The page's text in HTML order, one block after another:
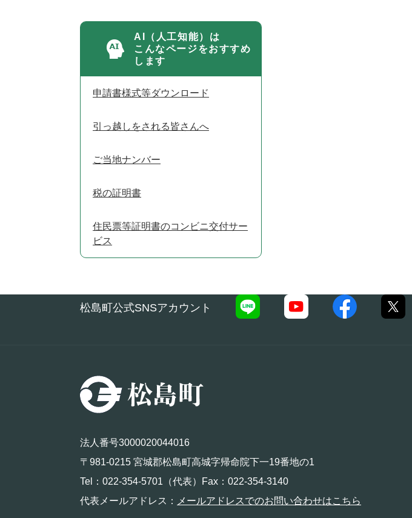
AI（人工知能）は
こんなページをおすすめ
します
申請書様式等ダウンロード
引っ越しをされる皆さんへ
ご当地ナンバー
税の証明書
住民票等証明書のコンビニ交付サー
ビス
松島町公式SNSアカウント
法人番号3000020044016
〒981-0215 宮城郡松島町高城字帰命院下一19番地の1
Tel：022-354-5701（代表）Fax：022-354-3140
代表メールアドレス：
メールアドレスでのお問い合わせはこちら